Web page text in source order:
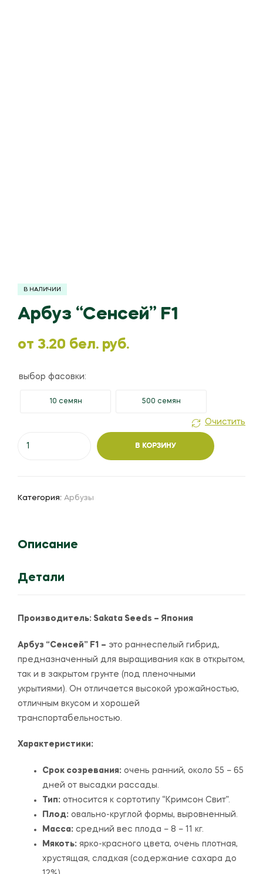
В НАЛИЧИИ
Арбуз “Сенсей” F1
oт 3.20 бел. руб.
выбор фасовки:
10 семян 500 семян
Очистить
F1
В КОРЗИНУ
Категория: Арбузы
Описание
Детали
Производитель: Sakata Seeds – Япония
Арбуз “Сенсей” F1 – это раннеспелый гибрид,
предназначенный для выращивания как в открытом,
так и в закрытом грунте (под пленочными
укрытиями). Он отличается высокой урожайностью,
отличным вкусом и хорошей
транспортабельностью.
Характеристики:
Срок созревания: очень ранний, около 55 – 65
дней от высадки рассады.
Тип: относится к сортотипу “Кримсон Свит”.
Плод: овально-круглой формы, выровненный.
Масса: средний вес плода – 8 – 11 кг.
Мякоть: ярко-красного цвета, очень плотная,
хрустящая, сладкая (содержание сахара до